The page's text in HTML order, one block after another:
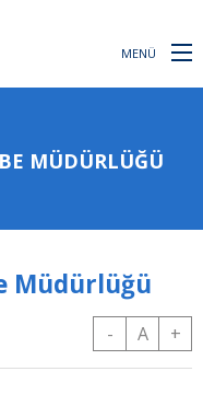
MENÜ
MÜDÜRLÜĞÜ
Müdürlüğü
- A +